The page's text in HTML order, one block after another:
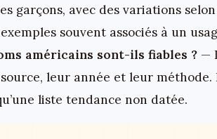
garçons, avec des variations selon
souvent associés à un
américains sont-ils fiables ? —
leur année et leur méthode.
liste tendance non datée.